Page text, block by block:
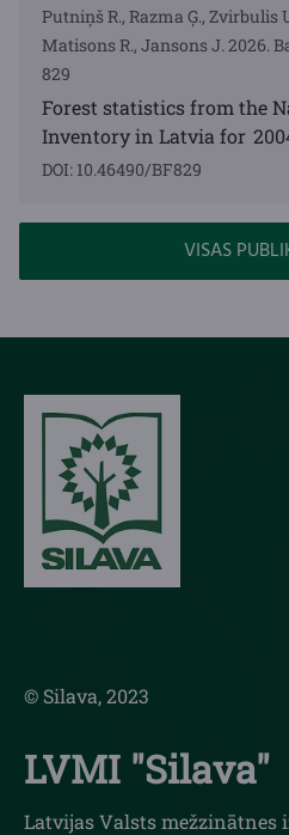
Putniņš R., Razma Ģ., Zvirbulis
Matisons R., Jansons J. 2026.
829
Forest statistics from the
Inventory in Latvia for
DOI: 10.46490/BF829
VISAS
© Silava, 2023
LVMI "Silava"
Latvijas Valsts mežzinātnes